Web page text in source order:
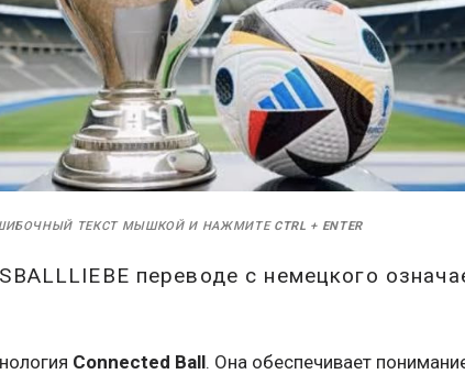
ТЕКСТ МЫШКОЙ И НАЖМИТЕ CTRL + ENTER
переводе с немецкого
Connected Ball. Она обеспечивает